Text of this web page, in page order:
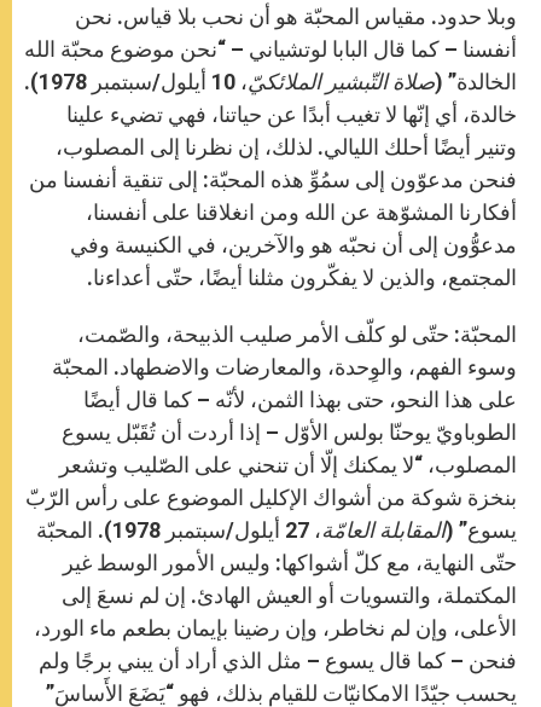
وبلا حدود. مقياس المحبّة هو أن نحب بلا قياس. نحن
أنفسنا – كما قال البابا لوتشياني – “نحن موضوع محبّة الله
الخالدة” (صلاة التّبشير الملائكيّ
، 10 أيلول/سبتمبر 1978).
خالدة، أي إنّها لا تغيب أبدًا عن حياتنا، فهي تضيء علينا
وتنير أيضًا أحلك الليالي. لذلك، إن نظرنا إلى المصلوب،
فنحن مدعوّون إلى سمُوِّ هذه المحبّة: إلى تنقية أنفسنا من
أفكارنا المشوّهة عن الله ومن انغلاقنا على أنفسنا،
مدعوُّون إلى أن نحبّه هو والآخرين، في الكنيسة وفي
المجتمع، والذين لا يفكّرون مثلنا أيضًا، حتّى أعداءنا.
المحبّة: حتّى لو كلّف الأمر صليب الذبيحة، والصّمت،
وسوء الفهم، والوِحدة، والمعارضات والاضطهاد. المحبّة
على هذا النحو، حتى بهذا الثمن، لأنّه – كما قال أيضًا
الطوباويّ يوحنّا بولس الأوّل – إذا أردت أن تُقَبّل يسوع
المصلوب، “لا يمكنك إلّا أن تنحني على الصّليب وتشعر
بنخزة شوكة من أشواك الإكليل الموضوع على رأس الرّبّ
يسوع” (المقابلة العامّة
، 27 أيلول/سبتمبر 1978). المحبّة
حتّى النهاية، مع كلّ أشواكها: وليس الأمور الوسط غير
المكتملة، والتسويات أو العيش الهادئ. إن لم نسعَ إلى
الأعلى، وإن لم نخاطر، وإن رضينا بإيمان بطعم ماء الورد،
فنحن – كما قال يسوع – مثل الذي أراد أن يبني برجًا ولم
يحسب جيّدًا الامكانيّات للقيام بذلك، فهو “يَضَعَ الأَساسَ”